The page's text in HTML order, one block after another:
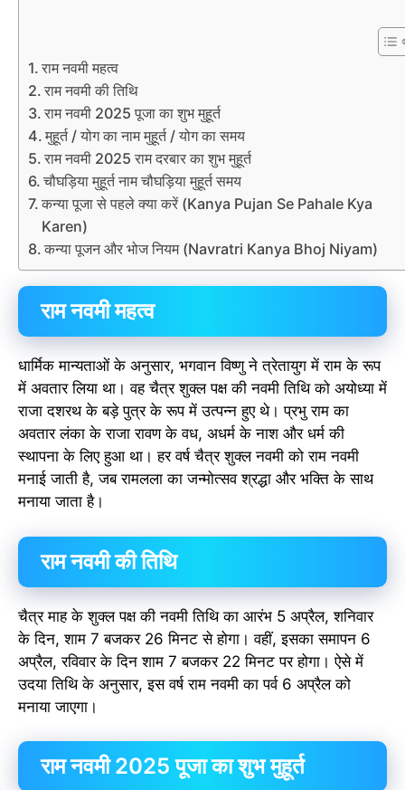
राम नवमी महत्व
राम नवमी की तिथि
राम नवमी 2025 पूजा का शुभ मुहूर्त
मुहूर्त / योग का नाम मुहूर्त / योग का समय
राम नवमी 2025 राम दरबार का शुभ मुहूर्त
चौघड़िया मुहूर्त नाम चौघड़िया मुहूर्त समय
कन्या पूजा से पहले क्या करें (Kanya Pujan Se Pahale Kya
Karen)
कन्या पूजन और भोज नियम (Navratri Kanya Bhoj Niyam)
राम नवमी महत्व
धार्मिक मान्यताओं के अनुसार, भगवान विष्णु ने त्रेतायुग में राम के रूप
में अवतार लिया था। वह चैत्र शुक्ल पक्ष की नवमी तिथि को अयोध्या में
राजा दशरथ के बड़े पुत्र के रूप में उत्पन्न हुए थे। प्रभु राम का
अवतार लंका के राजा रावण के वध, अधर्म के नाश और धर्म की
स्थापना के लिए हुआ था। हर वर्ष चैत्र शुक्ल नवमी को राम नवमी
मनाई जाती है, जब रामलला का जन्मोत्सव श्रद्धा और भक्ति के साथ
मनाया जाता है।
राम नवमी की तिथि
चैत्र माह के शुक्ल पक्ष की नवमी तिथि का आरंभ 5 अप्रैल, शनिवार
के दिन, शाम 7 बजकर 26 मिनट से होगा। वहीं, इसका समापन 6
अप्रैल, रविवार के दिन शाम 7 बजकर 22 मिनट पर होगा। ऐसे में
उदया तिथि के अनुसार, इस वर्ष राम नवमी का पर्व 6 अप्रैल को
मनाया जाएगा।
राम नवमी 2025 पूजा का शुभ मुहूर्त